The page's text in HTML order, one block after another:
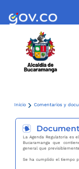
Inicio Comentarios y
La Agenda Regulatoria es
Bucaramanga que
general que
Se ha cumplido el tiempo